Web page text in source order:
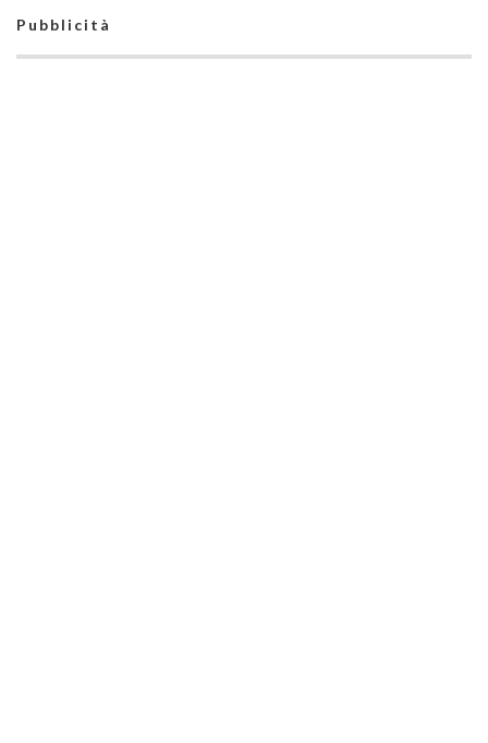
Pubblicità